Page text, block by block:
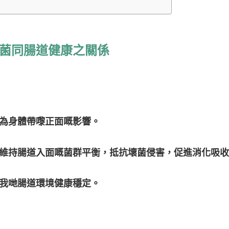
同腸道健康之關係
身體帶嚟正面嘅影響。
持腸道入面嘅菌群平衡，抵抗壞菌侵害，促進消化吸
哋腸道環境健康穩定。